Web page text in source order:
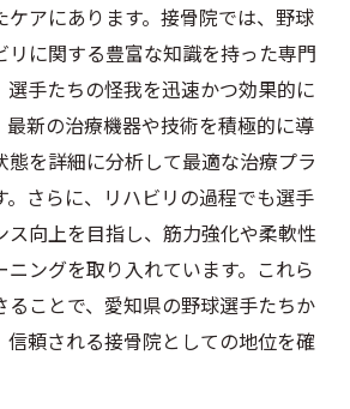
ケアにあります。接骨院では、野球
リに関する豊富な知識を持った専門
手たちの怪我を迅速かつ効果的に
最新の治療機器や技術を積極的に導
態を詳細に分析して最適な治療プラ
。さらに、リハビリの過程でも選手
ス向上を目指し、筋力強化や柔軟性
ングを取り入れています。これら
ることで、愛知県の野球選手たちか
信頼される接骨院としての地位を確